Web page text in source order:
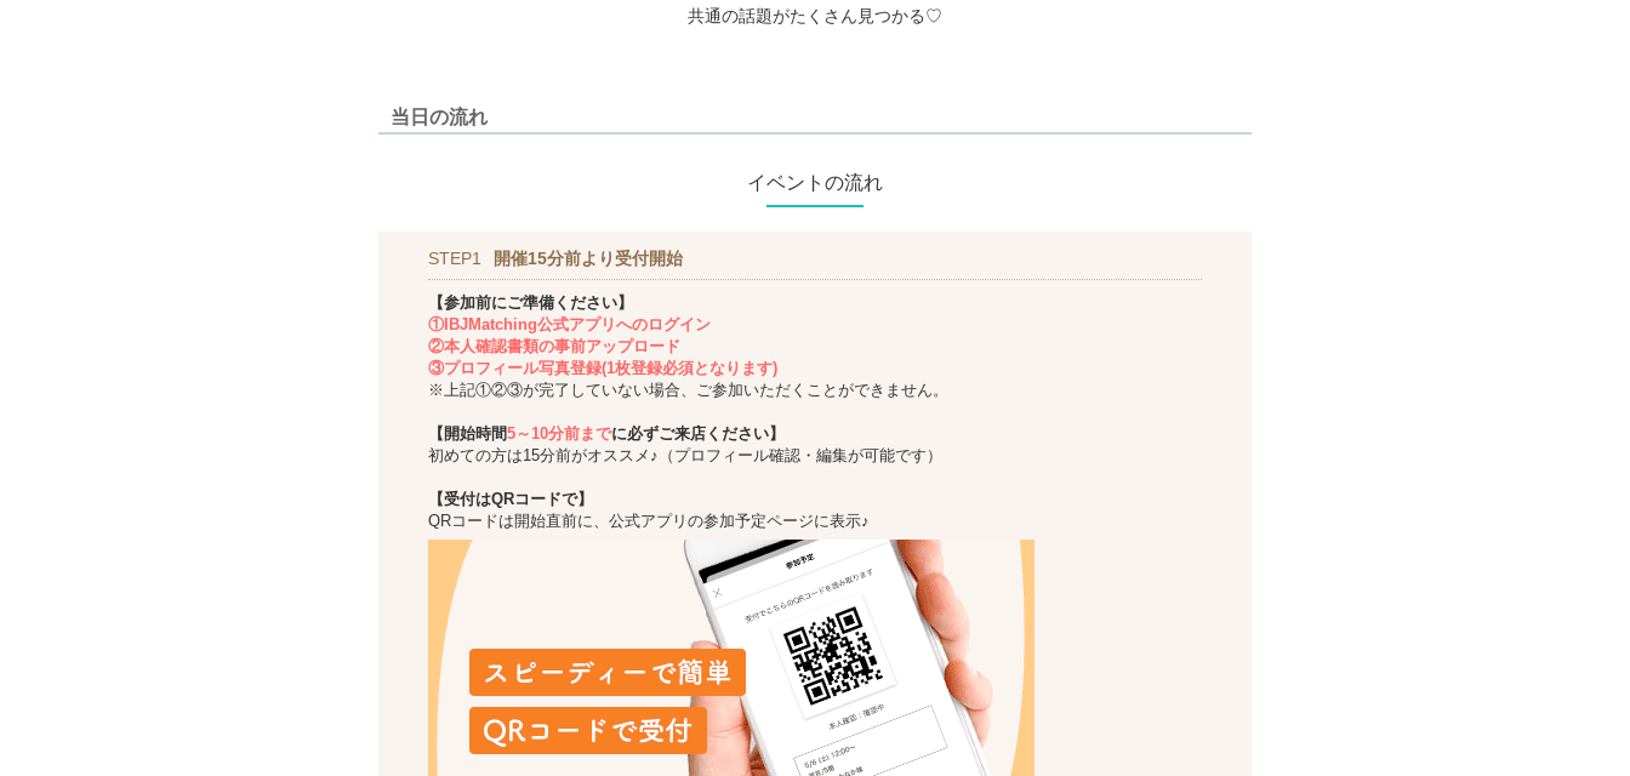
共通の話題がたくさん見つかる♡
当日の流れ
イベントの流れ
STEP1 開催15分前より受付開始
【参加前にご準備ください】
①IBJMatching公式アプリへのログイン
②本人確認書類の事前アップロード
③プロフィール写真登録(1枚登録必須となります)
※上記①②③が完了していない場合、ご参加いただくことができません。
【開始時間5～10分前までに必ずご来店ください】
初めての方は15分前がオススメ♪（プロフィール確認・編集が可能です）
【受付はQRコードで】
QRコードは開始直前に、公式アプリの参加予定ページに表示♪